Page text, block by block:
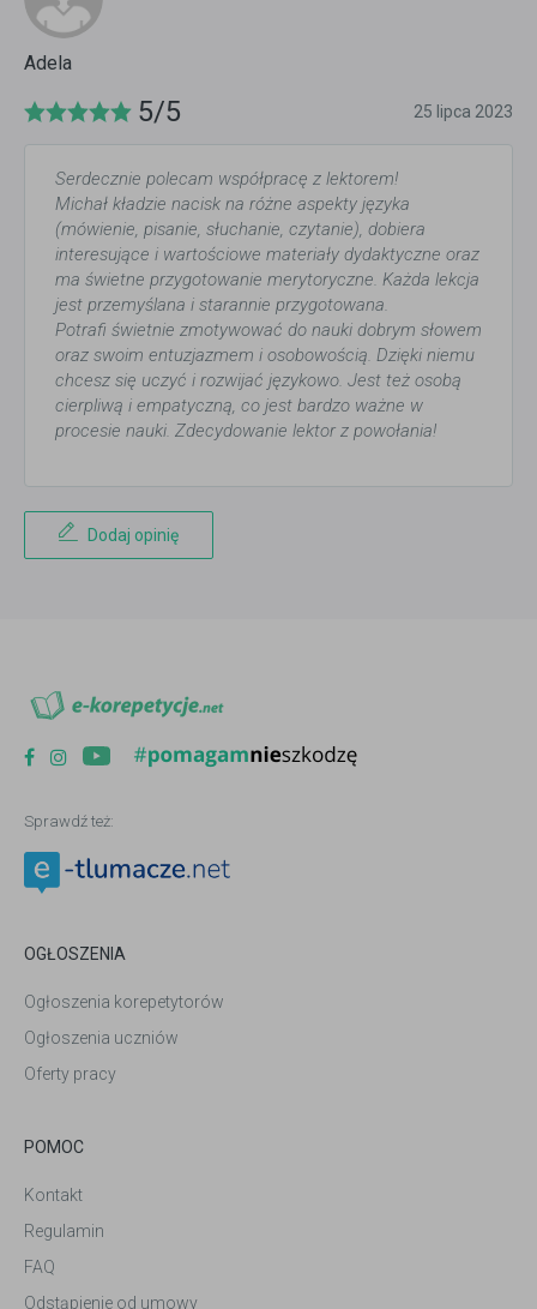
Adela
5/5 25 lipca 2023
Serdecznie polecam współpracę z lektorem!
Michał kładzie nacisk na różne aspekty języka
(mówienie, pisanie, słuchanie, czytanie), dobiera
interesujące i wartościowe materiały dydaktyczne oraz
ma świetne przygotowanie merytoryczne. Każda lekcja
jest przemyślana i starannie przygotowana.
Potrafi świetnie zmotywować do nauki dobrym słowem
oraz swoim entuzjazmem i osobowością. Dzięki niemu
chcesz się uczyć i rozwijać językowo. Jest też osobą
cierpliwą i empatyczną, co jest bardzo ważne w
procesie nauki. Zdecydowanie lektor z powołania!
Dodaj opinię
Sprawdź też:
OGŁOSZENIA
Ogłoszenia korepetytorów
Ogłoszenia uczniów
Oferty pracy
POMOC
Kontakt
Regulamin
FAQ
Odstąpienie od umowy